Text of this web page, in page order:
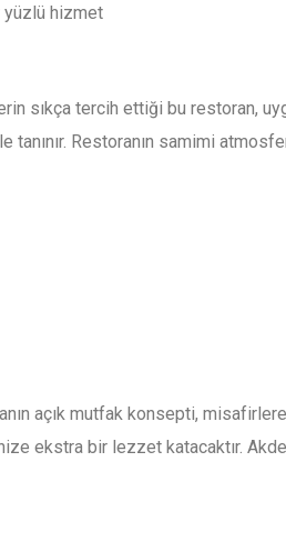
yüzlü hizmet
sıkça tercih ettiği bu restoran,
Restoranın samimi
açık mutfak konsepti, misafirlere
ekstra bir lezzet katacaktır.